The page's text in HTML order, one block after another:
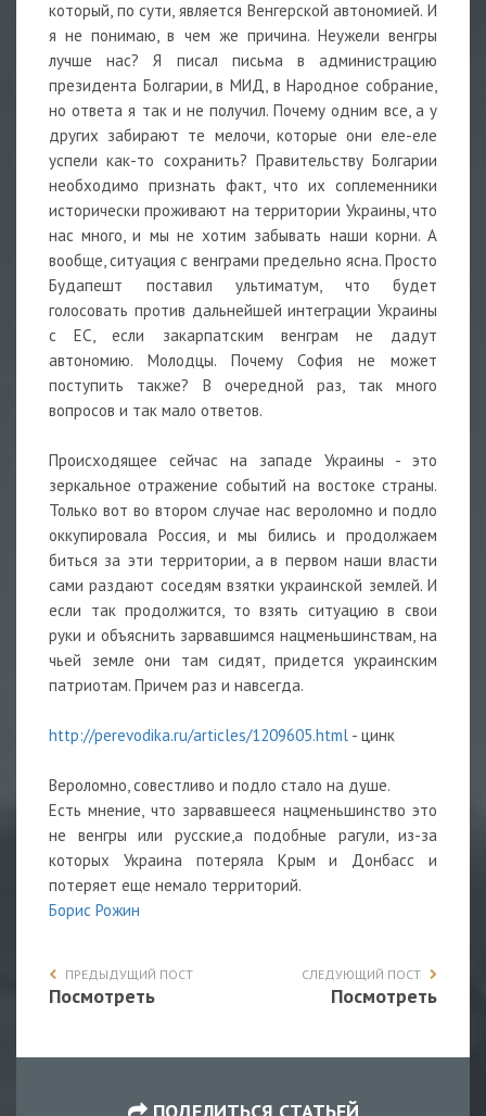
который, по сути, является Венгерской автономией. И
я не понимаю, в чем же причина. Неужели венгры
лучше нас? Я писал письма в администрацию
президента Болгарии, в МИД, в Народное собрание,
но ответа я так и не получил. Почему одним все, а у
других забирают те мелочи, которые они еле-еле
успели как-то сохранить? Правительству Болгарии
необходимо признать факт, что их соплеменники
исторически проживают на территории Украины, что
нас много, и мы не хотим забывать наши корни. А
вообще, ситуация с венграми предельно ясна. Просто
Будапешт поставил ультиматум, что будет
голосовать против дальнейшей интеграции Украины
с ЕС, если закарпатским венграм не дадут
автономию. Молодцы. Почему София не может
поступить также? В очередной раз, так много
вопросов и так мало ответов.
Происходящее сейчас на западе Украины - это
зеркальное отражение событий на востоке страны.
Только вот во втором случае нас вероломно и подло
оккупировала Россия, и мы бились и продолжаем
биться за эти территории, а в первом наши власти
сами раздают соседям взятки украинской землей. И
если так продолжится, то взять ситуацию в свои
руки и объяснить зарвавшимся нацменьшинствам, на
чьей земле они там сидят, придется украинским
патриотам. Причем раз и навсегда.
http://perevodika.ru/articles/1209605.html - цинк
Вероломно, совестливо и подло стало на душе.
Есть мнение, что зарвавшееся нацменьшинство это
не венгры или русские,а подобные рагули, из-за
которых Украина потеряла Крым и Донбасс и
потеряет еще немало территорий.
Борис Рожин
ПРЕДЫДУЩИЙ ПОСТ
Посмотреть
СЛЕДУЮЩИЙ ПОСТ
Посмотреть